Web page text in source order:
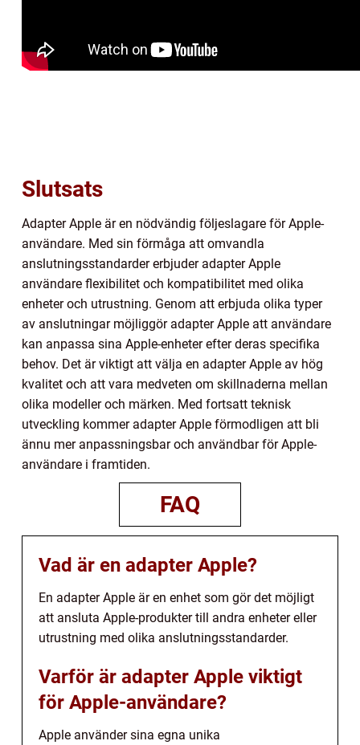
Slutsats
Adapter Apple är en nödvändig följeslagare för Apple-
användare. Med sin förmåga att omvandla
anslutningsstandarder erbjuder adapter Apple
användare flexibilitet och kompatibilitet med olika
enheter och utrustning. Genom att erbjuda olika typer
av anslutningar möjliggör adapter Apple att användare
kan anpassa sina Apple-enheter efter deras specifika
behov. Det är viktigt att välja en adapter Apple av hög
kvalitet och att vara medveten om skillnaderna mellan
olika modeller och märken. Med fortsatt teknisk
utveckling kommer adapter Apple förmodligen att bli
ännu mer anpassningsbar och användbar för Apple-
användare i framtiden.
FAQ
Vad är en adapter Apple?
En adapter Apple är en enhet som gör det möjligt
att ansluta Apple-produkter till andra enheter eller
utrustning med olika anslutningsstandarder.
Varför är adapter Apple viktigt
för Apple-användare?
Apple använder sina egna unika